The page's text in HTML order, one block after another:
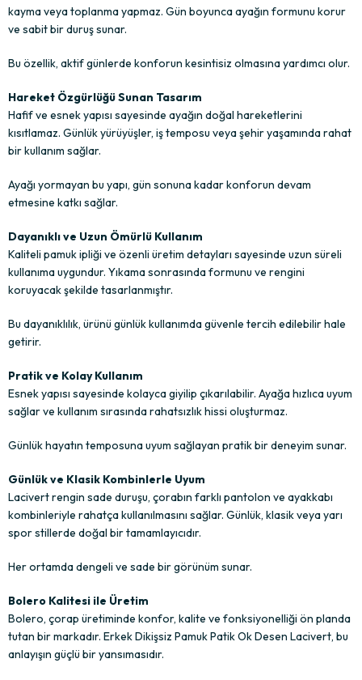
kayma veya toplanma yapmaz. Gün boyunca ayağın formunu korur
ve sabit bir duruş sunar.
Bu özellik, aktif günlerde konforun kesintisiz olmasına yardımcı olur.
Hareket Özgürlüğü Sunan Tasarım
Hafif ve esnek yapısı sayesinde ayağın doğal hareketlerini
kısıtlamaz. Günlük yürüyüşler, iş temposu veya şehir yaşamında rahat
bir kullanım sağlar.
Ayağı yormayan bu yapı, gün sonuna kadar konforun devam
etmesine katkı sağlar.
Dayanıklı ve Uzun Ömürlü Kullanım
Kaliteli pamuk ipliği ve özenli üretim detayları sayesinde uzun süreli
kullanıma uygundur. Yıkama sonrasında formunu ve rengini
koruyacak şekilde tasarlanmıştır.
Bu dayanıklılık, ürünü günlük kullanımda güvenle tercih edilebilir hale
getirir.
Pratik ve Kolay Kullanım
Esnek yapısı sayesinde kolayca giyilip çıkarılabilir. Ayağa hızlıca uyum
sağlar ve kullanım sırasında rahatsızlık hissi oluşturmaz.
Günlük hayatın temposuna uyum sağlayan pratik bir deneyim sunar.
Günlük ve Klasik Kombinlerle Uyum
Lacivert rengin sade duruşu, çorabın farklı pantolon ve ayakkabı
kombinleriyle rahatça kullanılmasını sağlar. Günlük, klasik veya yarı
spor stillerde doğal bir tamamlayıcıdır.
Her ortamda dengeli ve sade bir görünüm sunar.
Bolero Kalitesi ile Üretim
Bolero, çorap üretiminde konfor, kalite ve fonksiyonelliği ön planda
tutan bir markadır. Erkek Dikişsiz Pamuk Patik Ok Desen Lacivert, bu
anlayışın güçlü bir yansımasıdır.